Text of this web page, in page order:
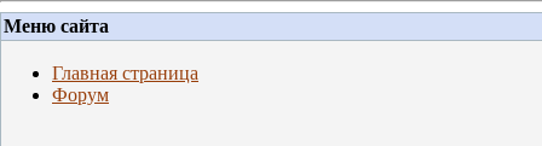
Меню сайта
Главная страница
Форум